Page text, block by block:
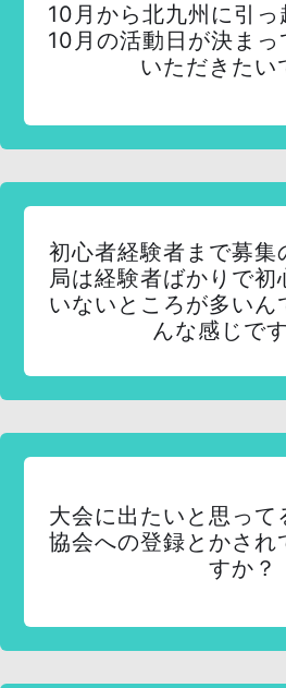
10月から北九州に引っ
10月の活動日が決まっ
いただきたい
初心者経験者まで募集
局は経験者ばかりで初
いないところが多いん
んな感じで
大会に出たいと思って
協会への登録とかされ
すか？